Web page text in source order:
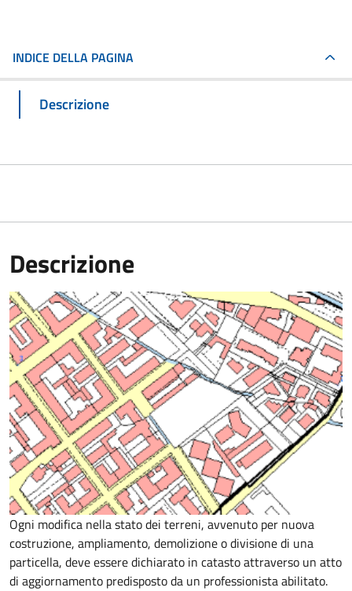
INDICE DELLA PAGINA
Descrizione
Descrizione
Ogni modifica nella stato dei terreni, avvenuto per nuova
costruzione, ampliamento, demolizione o divisione di una
particella, deve essere dichiarato in catasto attraverso un atto
di aggiornamento predisposto da un professionista abilitato.